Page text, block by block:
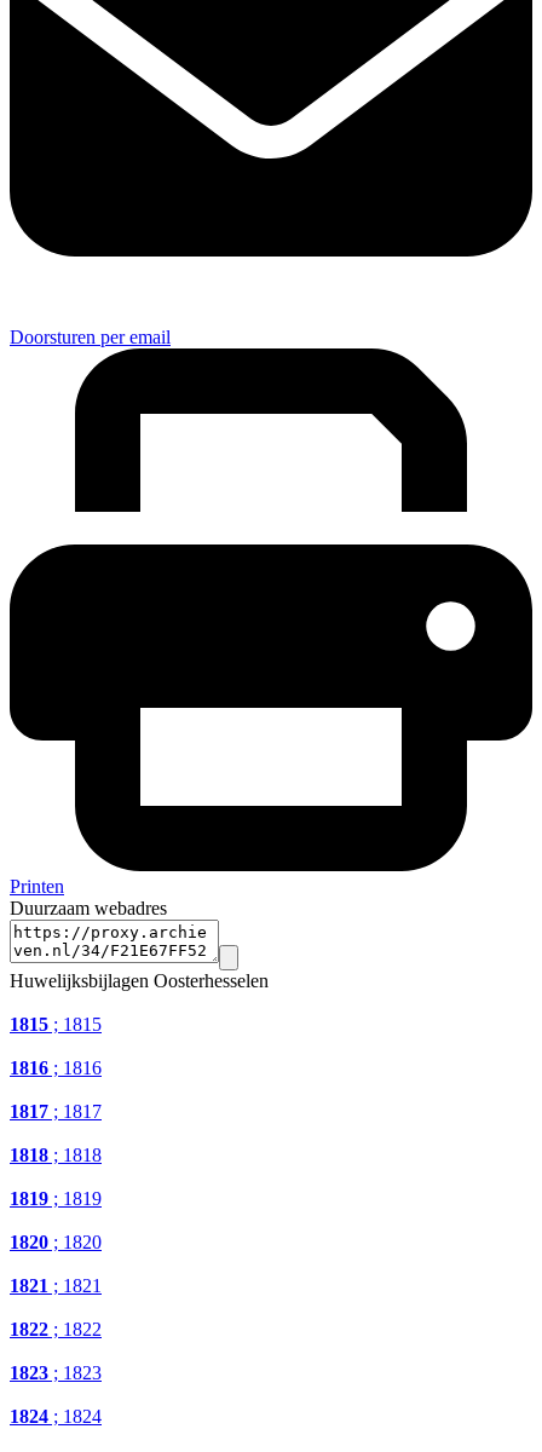
Doorsturen per email
Printen
Duurzaam webadres
Huwelijksbijlagen Oosterhesselen
1815 ; 1815
1816 ; 1816
1817 ; 1817
1818 ; 1818
1819 ; 1819
1820 ; 1820
1821 ; 1821
1822 ; 1822
1823 ; 1823
1824 ; 1824